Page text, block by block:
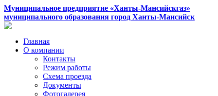
Муниципальное предприятие «Ханты-Мансийскгаз»
муниципального образования город Ханты-Мансийск
Главная
О компании
Контакты
Режим работы
Схема проезда
Документы
Фотогалерея